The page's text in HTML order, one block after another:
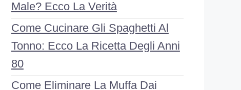
Male? Ecco La Verità
Come Cucinare Gli Spaghetti Al
Tonno: Ecco La Ricetta Degli Anni
80
Come Eliminare La Muffa Dai